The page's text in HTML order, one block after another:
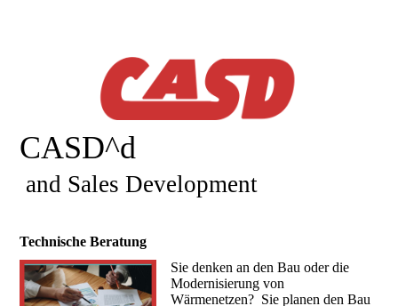
CASD^d
and Sales Development
Technische Beratung
Sie denken an den Bau oder die
Modernisierung von
Wärmenetzen? Sie planen den Bau